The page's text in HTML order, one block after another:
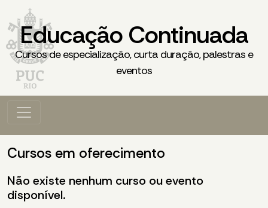
Educação Continuada
Cursos de especialização, curta duração, palestras e
eventos
Cursos em oferecimento
Não existe nenhum curso ou evento
disponível.